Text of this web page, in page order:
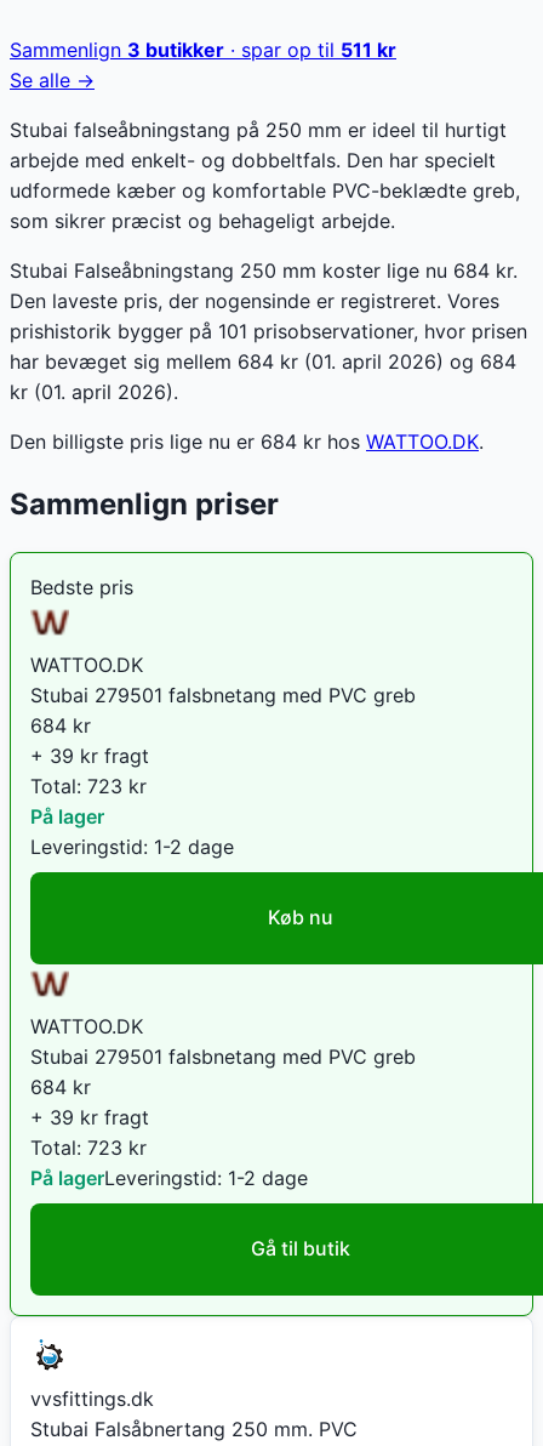
Sammenlign 3 butikker · spar op til 511 kr
Se alle →
Stubai falseåbningstang på 250 mm er ideel til hurtigt
arbejde med enkelt- og dobbeltfals. Den har specielt
udformede kæber og komfortable PVC-beklædte greb,
som sikrer præcist og behageligt arbejde.
Stubai Falseåbningstang 250 mm koster lige nu 684 kr.
Den laveste pris, der nogensinde er registreret. Vores
prishistorik bygger på 101 prisobservationer, hvor prisen
har bevæget sig mellem 684 kr (01. april 2026) og 684
kr (01. april 2026).
Den billigste pris lige nu er 684 kr hos WATTOO.DK.
Sammenlign priser
Bedste pris
WATTOO.DK
Stubai 279501 falsbnetang med PVC greb
684 kr
+ 39 kr fragt
Total: 723 kr
På lager
Leveringstid: 1-2 dage
Køb nu
WATTOO.DK
Stubai 279501 falsbnetang med PVC greb
684 kr
+ 39 kr fragt
Total: 723 kr
På lagerLeveringstid: 1-2 dage
Gå til butik
vvsfittings.dk
Stubai Falsåbnertang 250 mm. PVC